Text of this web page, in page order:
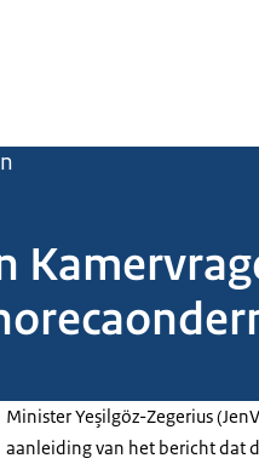
Minister Yeşilgöz-Zegerius
aanleiding van het bericht dat